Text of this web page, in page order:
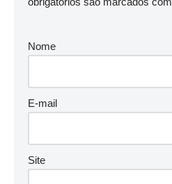
Nome
E-mail
Site